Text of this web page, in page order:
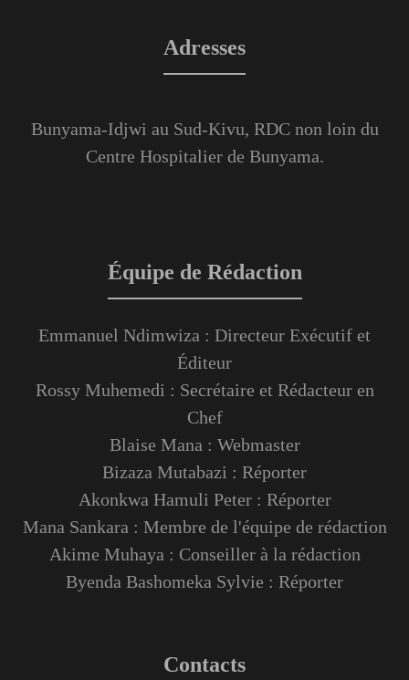
Adresses
Bunyama-Idjwi au Sud-Kivu, RDC non loin du
Centre Hospitalier de Bunyama.
Équipe de Rédaction
Emmanuel Ndimwiza : Directeur Exécutif et
Éditeur
Rossy Muhemedi : Secrétaire et Rédacteur en
Chef
Blaise Mana : Webmaster
Bizaza Mutabazi : Réporter
Akonkwa Hamuli Peter : Réporter
Mana Sankara : Membre de l'équipe de rédaction
Akime Muhaya : Conseiller à la rédaction
Byenda Bashomeka Sylvie : Réporter
Contacts